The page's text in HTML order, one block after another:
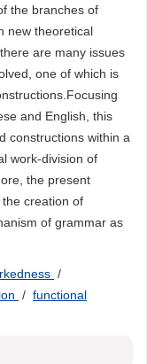
the branches of
new theoretical
are many issues
one of which is
and English, this
constructions within a
work-division of
the present
creation of
of grammar as
/
/ functional